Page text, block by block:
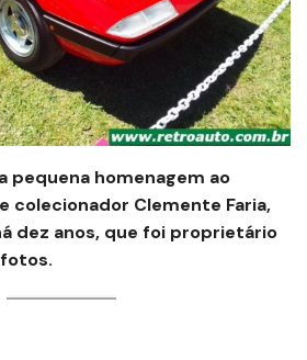
pequena homenagem ao
colecionador Clemente Faria,
dez anos, que foi proprietário